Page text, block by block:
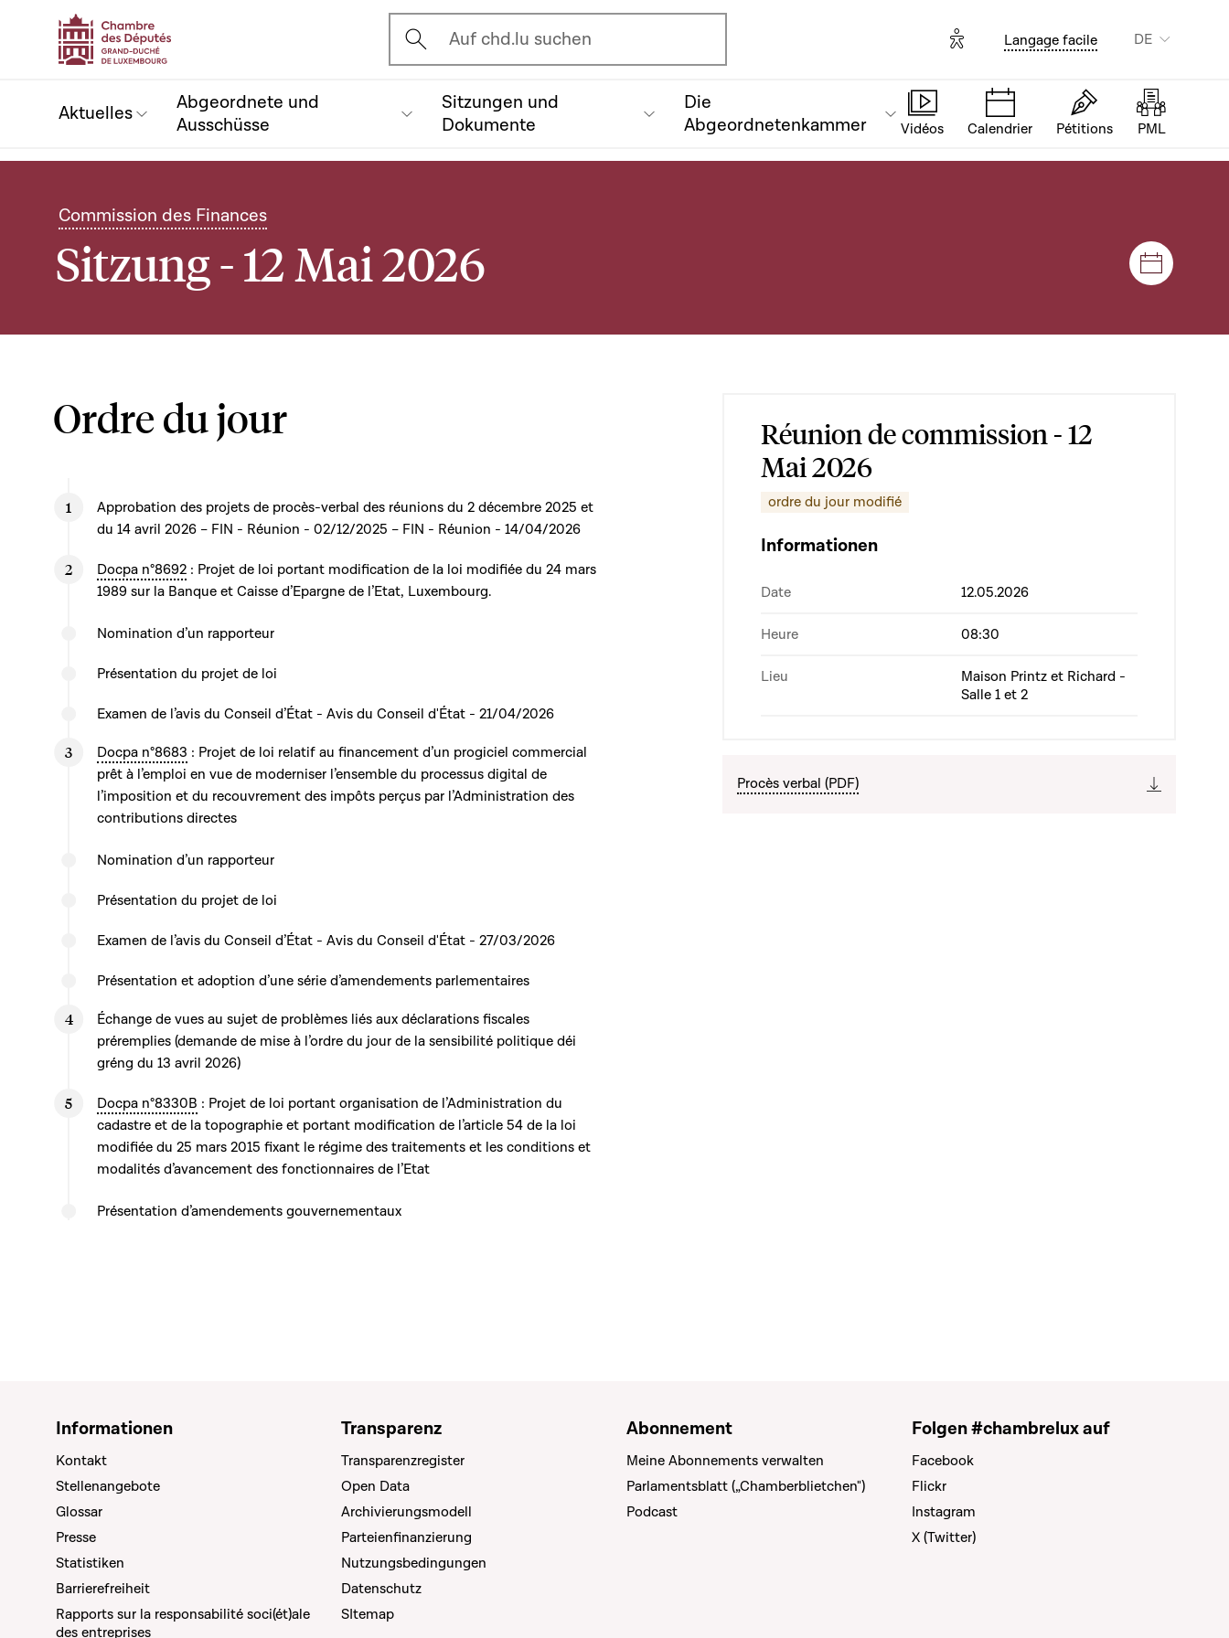
Ouvrir l'écran de recherche
Auf chd.lu suchen Options d'accessibilité
Langage facile DE
Aktuelles
Abgeordnete und
Ausschüsse
Sitzungen und
Dokumente
Die
Abgeordnetenkammer
Vidéos Calendrier Pétitions PML
Commission des Finances
Sitzung - 12 Mai 2026 Plenar-
Ordre du jour
Approbation des projets de procès-verbal des réunions du 2 décembre 2025 et
du 14 avril 2026 – FIN - Réunion - 02/12/2025 – FIN - Réunion - 14/04/2026
Docpa n°8692 : Projet de loi portant modification de la loi modifiée du 24 mars
1989 sur la Banque et Caisse d’Epargne de l’Etat, Luxembourg.
Nomination d’un rapporteur
Présentation du projet de loi
Examen de l’avis du Conseil d’État - Avis du Conseil d'État - 21/04/2026
Docpa n°8683 : Projet de loi relatif au financement d’un progiciel commercial
prêt à l’emploi en vue de moderniser l’ensemble du processus digital de
l’imposition et du recouvrement des impôts perçus par l’Administration des
contributions directes
Nomination d’un rapporteur
Présentation du projet de loi
Examen de l’avis du Conseil d’État - Avis du Conseil d'État - 27/03/2026
Présentation et adoption d’une série d’amendements parlementaires
Échange de vues au sujet de problèmes liés aux déclarations fiscales
préremplies (demande de mise à l’ordre du jour de la sensibilité politique déi
gréng du 13 avril 2026)
Docpa n°8330B : Projet de loi portant organisation de l’Administration du
cadastre et de la topographie et portant modification de l’article 54 de la loi
modifiée du 25 mars 2015 fixant le régime des traitements et les conditions et
modalités d’avancement des fonctionnaires de l’Etat
Présentation d’amendements gouvernementaux
Réunion de commission - 12
Mai 2026
ordre du jour modifié
Informationen
Date 12.05.2026
Heure 08:30
Lieu
Maison Printz et Richard -
Salle 1 et 2
Procès verbal (PDF)
Informationen
Kontakt
Stellenangebote
Glossar
Presse
Statistiken
Barrierefreiheit
Rapports sur la responsabilité soci(ét)ale
des entreprises
Transparenz
Transparenzregister
Open Data
Archivierungsmodell
Parteienfinanzierung
Nutzungsbedingungen
Datenschutz
SItemap
Abonnement
Meine Abonnements verwalten
Parlamentsblatt („Chamberblietchen")
Podcast
Folgen #chambrelux auf
Facebook
Flickr
Instagram
X (Twitter)